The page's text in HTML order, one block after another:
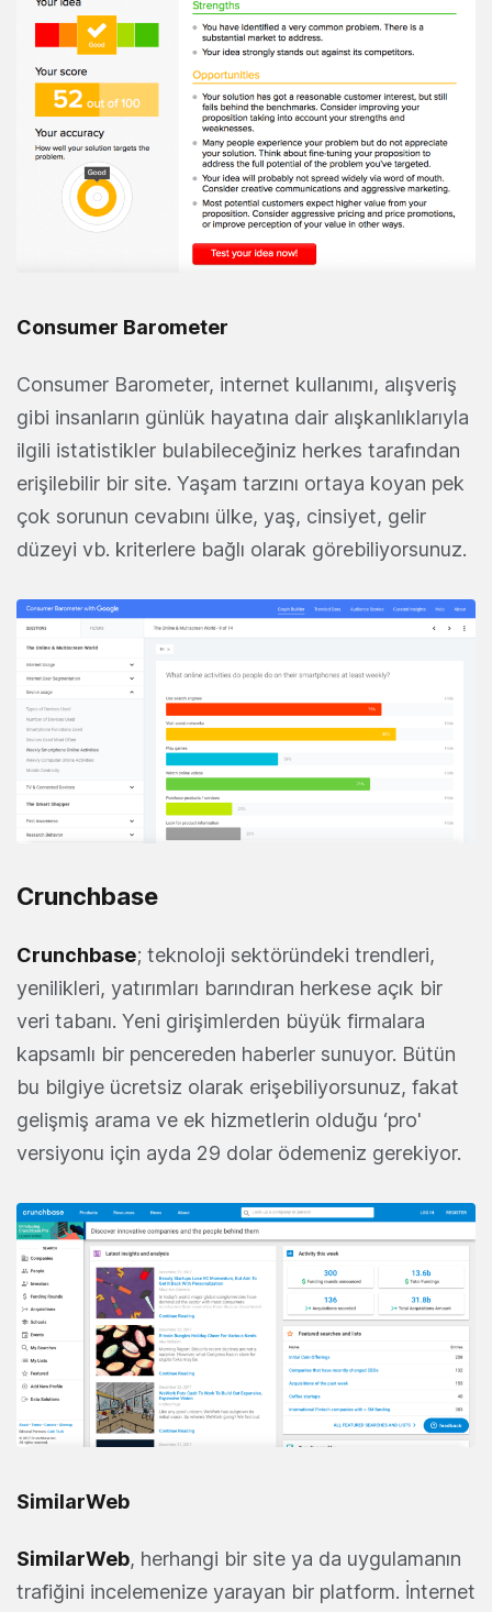
Consumer Barometer
Consumer Barometer, internet kullanımı, alışveriş
gibi insanların günlük hayatına dair alışkanlıklarıyla
ilgili istatistikler bulabileceğiniz herkes tarafından
erişilebilir bir site. Yaşam tarzını ortaya koyan pek
çok sorunun cevabını ülke, yaş, cinsiyet, gelir
düzeyi vb. kriterlere bağlı olarak görebiliyorsunuz.
Crunchbase
Crunchbase; teknoloji sektöründeki trendleri,
yenilikleri, yatırımları barındıran herkese açık bir
veri tabanı. Yeni girişimlerden büyük firmalara
kapsamlı bir pencereden haberler sunuyor. Bütün
bu bilgiye ücretsiz olarak erişebiliyorsunuz, fakat
gelişmiş arama ve ek hizmetlerin olduğu ‘pro'
versiyonu için ayda 29 dolar ödemeniz gerekiyor.
SimilarWeb
SimilarWeb, herhangi bir site ya da uygulamanın
trafiğini incelemenize yarayan bir platform. İnternet